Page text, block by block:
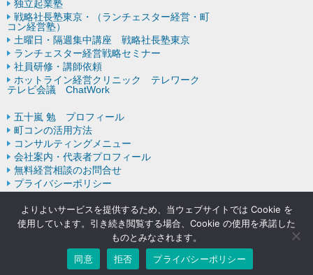
独立起業塾
戦略社長塾東京・（ランチェスター経営・町
コン経営塾）
土曜日・隔週集中講座 戦略社長塾東京
ランチェスター経営戦略セミナー
社員研修・講師依頼
ホットライン経営クリニック テレワーク
テレビ会議 ChatWork
五十嵐 勉 プロフィール
町コンの活用方法
コンサルティングメニュー
会社案内・代表者プロフィール
無料経営相談のお問合せ
プライバシーポリシー
Copyright © ランチェスターの法則を学ぶなら五十嵐コンサルティン
グオフィス All rights resereved.
Powered by DJCOM Inc.
よりよいサービスを提供するため、当ウェブサイトでは Cookie を
使用しています。引き続き閲覧する場合、Cookie の使用を承諾した
ものとみなされます。
同意
拒否 プライバシーポリシー